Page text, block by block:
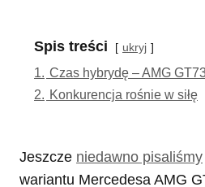
Spis treści ukryj
1. Czas hybrydę – AMG
2. Konkurencja rośnie w siłę
Jeszcze niedawno pisaliśmy
wariantu Mercedesa AMG